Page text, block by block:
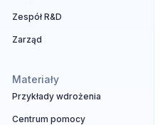
Zespół R&D
Zarząd
Materiały
Przykłady wdrożenia
Centrum pomocy